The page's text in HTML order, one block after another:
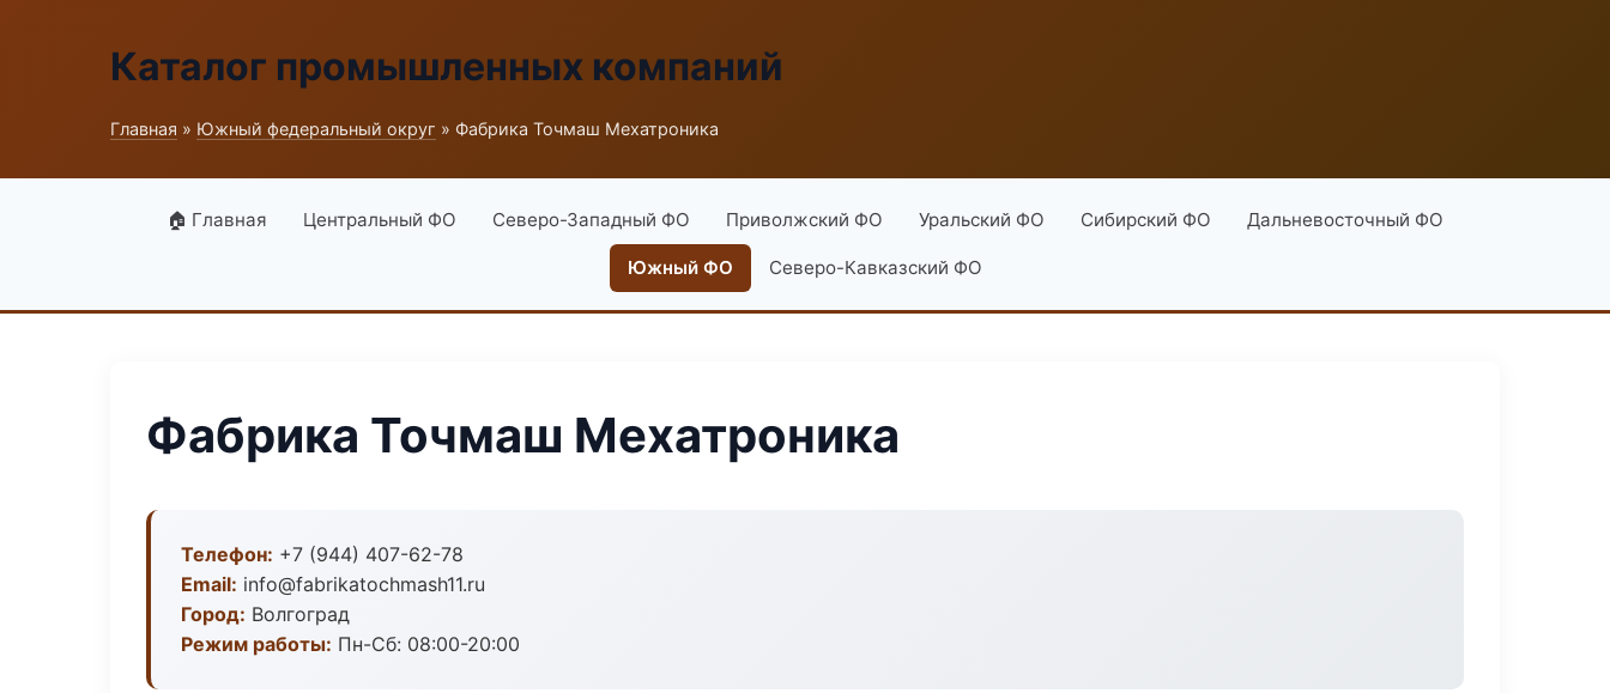
Каталог промышленных компаний
Главная » Южный федеральный округ » Фабрика Точмаш Мехатроника
🏠 Главная Центральный ФО Северо-Западный ФО Приволжский ФО Уральский ФО Сибирский ФО Дальневосточный ФО
Южный ФО Северо-Кавказский ФО
Фабрика Точмаш Мехатроника
Телефон: +7 (944) 407-62-78
Email: info@fabrikatochmash11.ru
Город: Волгоград
Режим работы: Пн-Сб: 08:00-20:00